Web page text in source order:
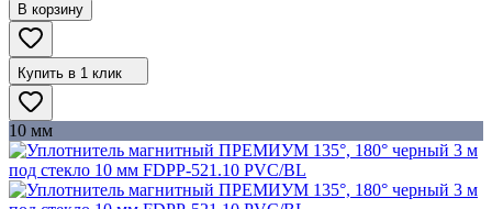
В корзину
Купить в 1 клик
10 мм